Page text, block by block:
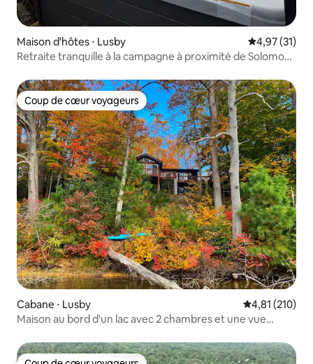
Maison d'hôtes ⋅ Lusby Évaluation
4,97 (31)
Retraite tranquille à la campagne à proximité de Solomons
Coup de cœur voyageurs
Coup de cœur voyageurs
Cabane ⋅ Lusby Évaluation
4,81 (210)
Maison au bord d'un lac avec 2 chambres et une vue